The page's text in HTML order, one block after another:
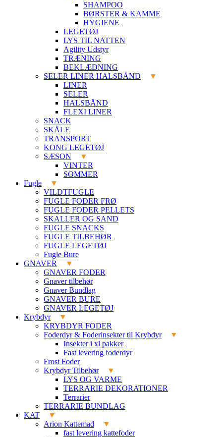
SHAMPOO
BØRSTER & KAMME
HYGIENE
LEGETØJ
LYS TIL NATTEN
Agility Udstyr
TRÆNING
BEKLÆDNING
SELER LINER HALSBÅND
LINER
SELER
HALSBÅND
FLEXI LINER
SNACK
SKÅLE
TRANSPORT
KONG LEGETØJ
SÆSON
VINTER
SOMMER
Fugle
VILDTFUGLE
FUGLE FODER FRØ
FUGLE FODER PELLETS
SKALLER OG SAND
FUGLE SNACKS
FUGLE TILBEHØR
FUGLE LEGETØJ
Fugle Bure
GNAVER
GNAVER FODER
Gnaver tilbehør
Gnaver Bundlag
GNAVER BURE
GNAVER LEGETØJ
Krybdyr
KRYBDYR FODER
Foderdyr & Foderinsekter til Krybdyr
Insekter i xl pakker
Fast levering foderdyr
Frost Foder
Krybdyr Tilbehør
LYS OG VARME
TERRARIE DEKORATIONER
Terrarier
TERRARIE BUNDLAG
KAT
Arion Kattemad
fast levering kattefoder